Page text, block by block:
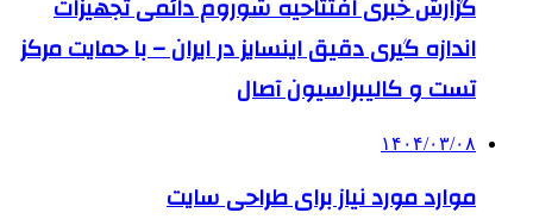
گزارش خبری افتتاحیه شوروم دائمی تجهیزات
اندازه گیری دقیق اینسایز در ایران – با حمایت مرکز
تست و کالیبراسیون آصال
۱۴۰۴/۰۳/۰۸
موارد مورد نیاز برای طراحی سایت